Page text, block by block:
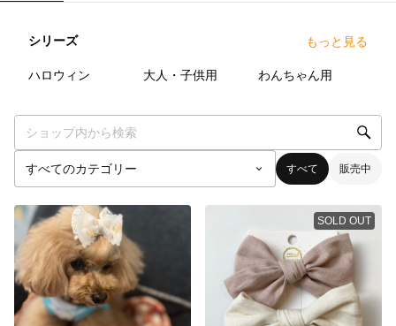
シリーズ もっと見る
ハロウィン 大人・子供用 わんちゃん用
すべて 販売中
SOLD OUT